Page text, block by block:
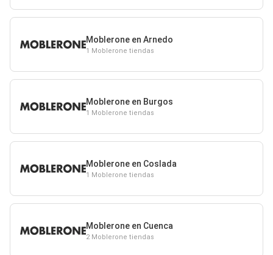
Moblerone en Arnedo
1 Moblerone tiendas
Moblerone en Burgos
1 Moblerone tiendas
Moblerone en Coslada
1 Moblerone tiendas
Moblerone en Cuenca
2 Moblerone tiendas